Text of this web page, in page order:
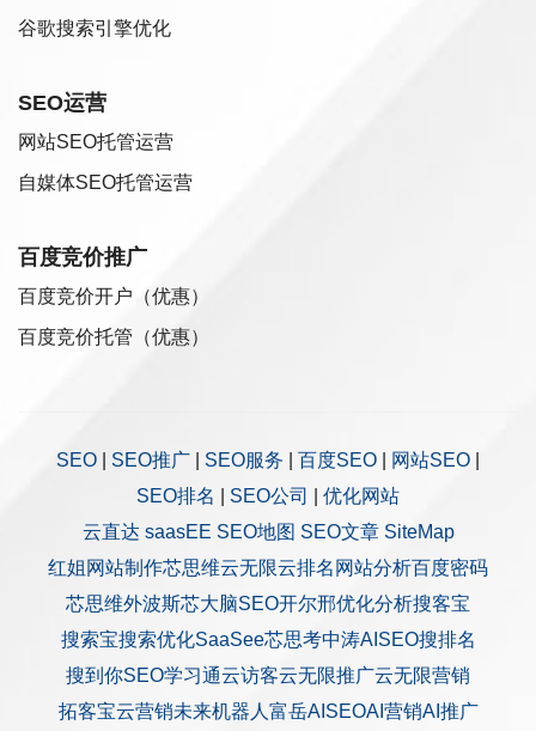
谷歌搜索引擎优化
SEO运营
网站SEO托管运营
自媒体SEO托管运营
百度竞价推广
百度竞价开户（优惠）
百度竞价托管（优惠）
SEO SEO推广 SEO服务 百度SEO 网站SEO
SEO排名
SEO公司
优化网站
云直达 saasEE SEO地图 SEO文章 SiteMap
红姐网站制作芯思维云无限云排名 网站分析百度密码
芯思维外波斯芯大脑SEO开尔邢优化分析搜客宝
搜索宝搜索优化SaaSee芯思考中涛AISEO搜排名
搜到你SEO学习通云访客云无限推广云无限营销
拓客宝云营销未来机器人 富岳AISEOAI营销AI推广